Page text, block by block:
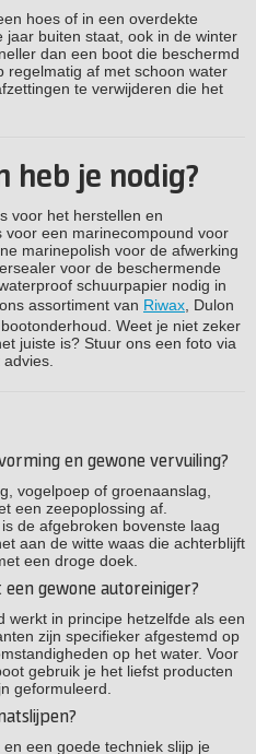
hoes of in een overdekte
buiten staat, ook in de winter
dan een boot die beschermd
regelmatig af met schoon water
te verwijderen die het
heb je nodig?
voor het herstellen en
voor een marinecompound voor
marinepolish voor de afwerking
voor de beschermende
schuurpapier nodig in
assortiment van Riwax , Dulon
Weet je niet zeker
juiste is? Stuur ons een foto via
en gewone vervuiling?
vogelpoep of groenaanslag,
een zeepoplossing af.
de afgebroken bovenste laag
aan de witte waas die achterblijft
een droge doek.
een gewone autoreiniger?
werkt in principe hetzelfde als een
zijn specifieker afgestemd op
op het water. Voor
gebruik je het liefst producten
geformuleerd.
een goede techniek slijp je